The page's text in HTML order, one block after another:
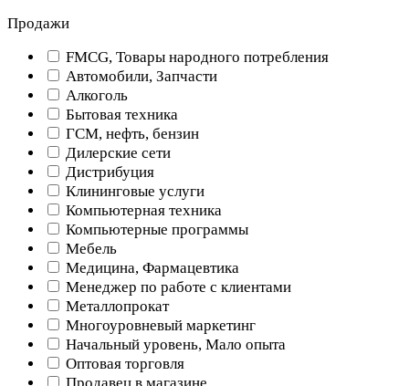
Продажи
FMCG, Товары народного потребления
Автомобили, Запчасти
Алкоголь
Бытовая техника
ГСМ, нефть, бензин
Дилерские сети
Дистрибуция
Клининговые услуги
Компьютерная техника
Компьютерные программы
Мебель
Медицина, Фармацевтика
Менеджер по работе с клиентами
Металлопрокат
Многоуровневый маркетинг
Начальный уровень, Мало опыта
Оптовая торговля